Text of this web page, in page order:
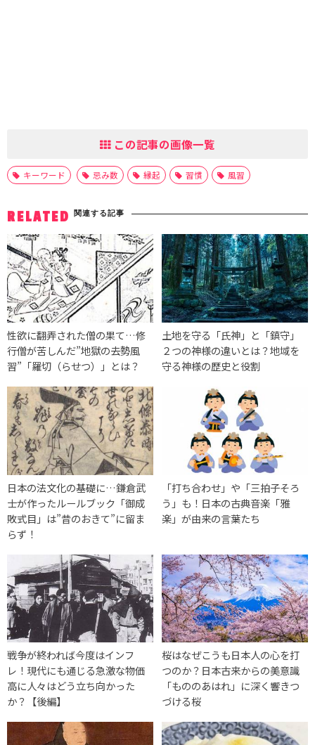
この記事の画像一覧
キーワード 忌み数 縁起 習慣 風習
RELATED 関連する記事
性欲に翻弄された僧の果て…修
行僧が苦しんだ”地獄の去勢風
習”「羅切（らせつ）」とは？
土地を守る「氏神」と「鎮守」
２つの神様の違いとは？地域を
守る神様の歴史と役割
日本の法文化の基礎に…鎌倉武
士が作ったルールブック「御成
敗式目」は”昔のおきて”に留ま
らず！
「打ち合わせ」や「三拍子そろ
う」も！日本の古典音楽「雅
楽」が由来の言葉たち
戦争が終われば今度はインフ
レ！現代にも通じる急激な物価
高に人々はどう立ち向かった
か？【後編】
桜はなぜこうも日本人の心を打
つのか？日本古来からの美意識
「もののあはれ」に深く響きつ
づける桜